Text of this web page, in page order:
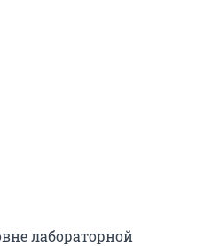
лабораторной